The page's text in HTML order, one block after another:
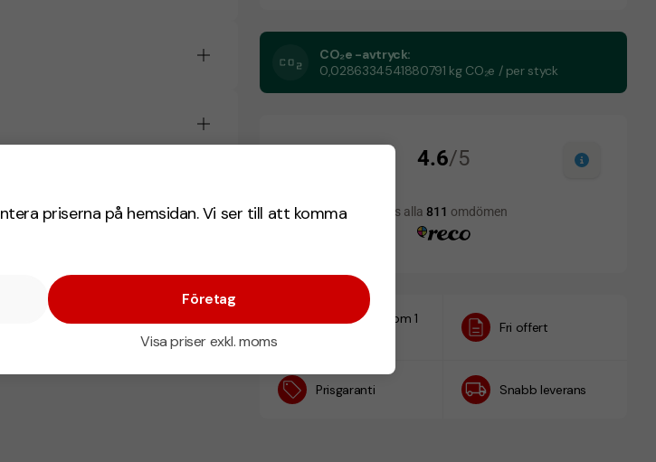
priserna på hemsidan. Vi ser till att komma
Företag
Visa priser exkl. moms
CO₂e -avtryck:
0,0286334541880791 kg CO₂e / per styck
Designskiss inom 1
Fri offert
Prisgaranti Snabb leverans